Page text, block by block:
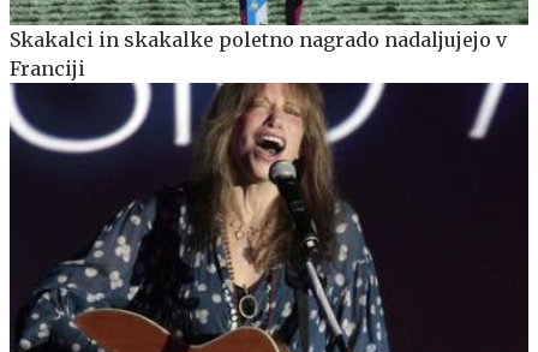
Skakalci in skakalke poletno nagrado nadaljujejo v
Franciji